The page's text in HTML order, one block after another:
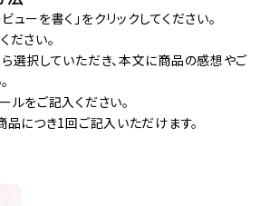
ーを書く」をクリックしてください。
ださい。
選択していただき、本文に商品の感想やご
ルをご記入ください。
につき1回ご記入いただけます。